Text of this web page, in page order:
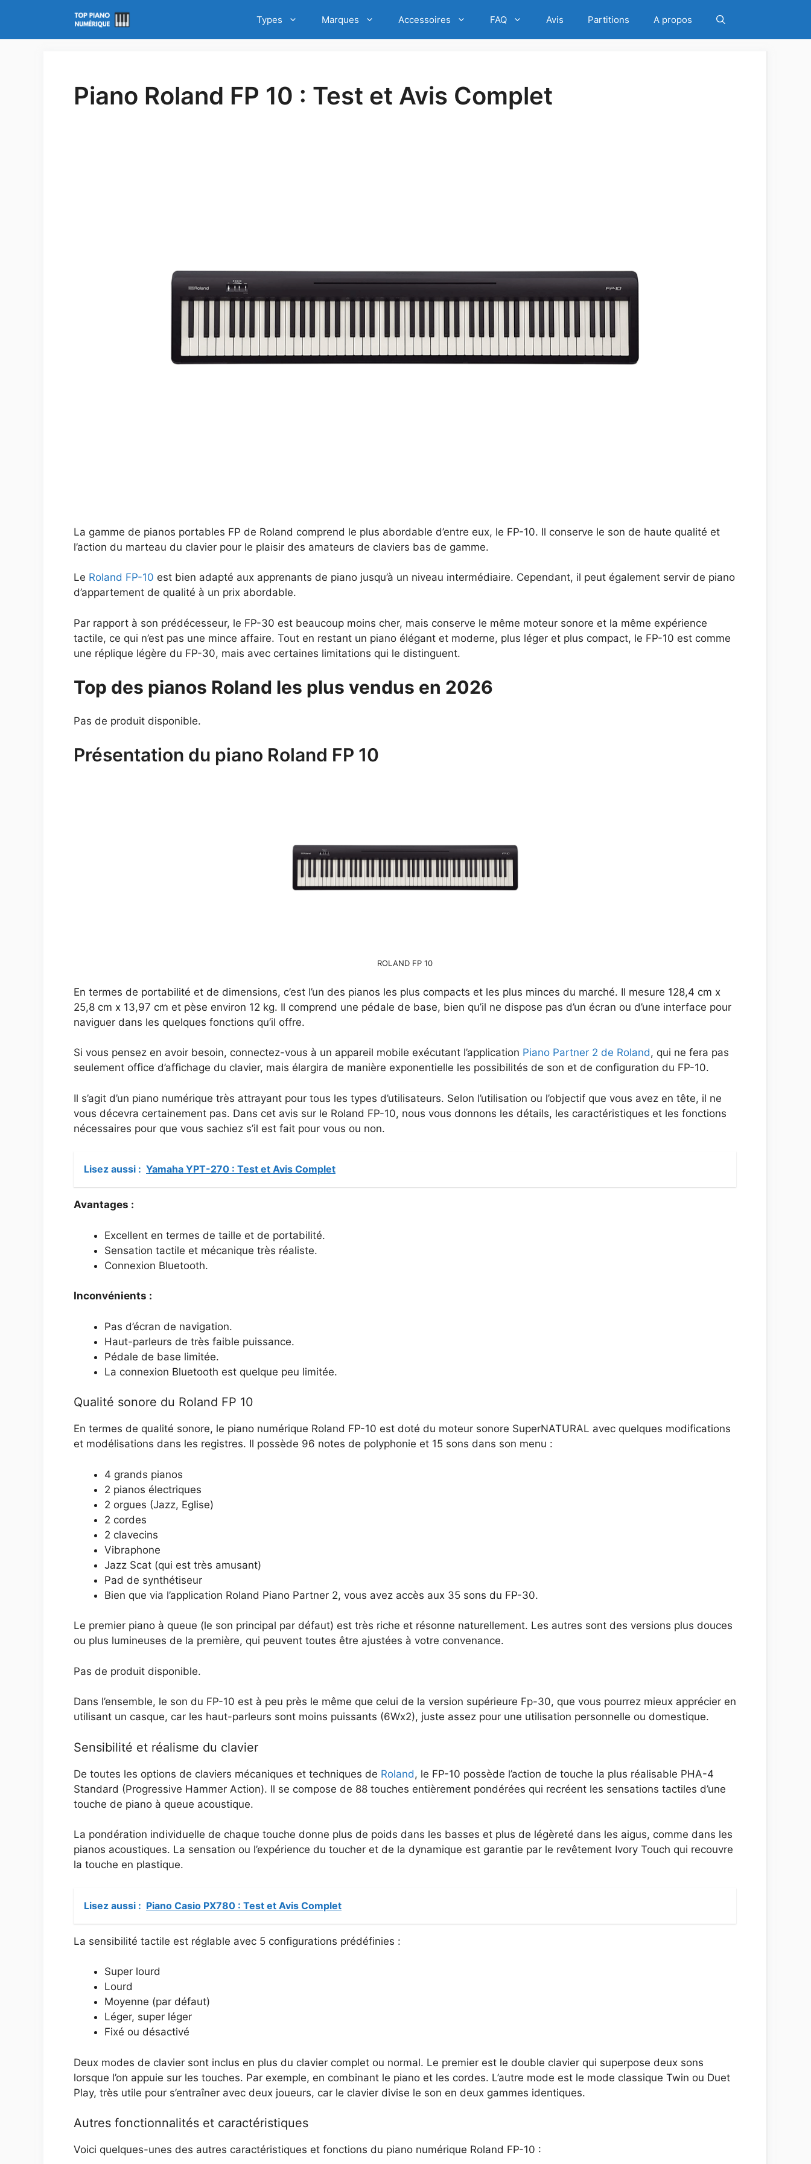
contenu
Types Marques Accessoires FAQ Avis Partitions A propos
Piano Roland FP 10 : Test et Avis Complet
La gamme de pianos portables FP de Roland comprend le plus abordable d’entre eux, le FP-10. Il conserve le son de haute qualité et
l’action du marteau du clavier pour le plaisir des amateurs de claviers bas de gamme.
Le Roland FP-10 est bien adapté aux apprenants de piano jusqu’à un niveau intermédiaire. Cependant, il peut également servir de piano
d’appartement de qualité à un prix abordable.
Par rapport à son prédécesseur, le FP-30 est beaucoup moins cher, mais conserve le même moteur sonore et la même expérience
tactile, ce qui n’est pas une mince affaire. Tout en restant un piano élégant et moderne, plus léger et plus compact, le FP-10 est comme
une réplique légère du FP-30, mais avec certaines limitations qui le distinguent.
Top des pianos Roland les plus vendus en 2026
Pas de produit disponible.
Présentation du piano Roland FP 10
ROLAND FP 10
En termes de portabilité et de dimensions, c’est l’un des pianos les plus compacts et les plus minces du marché. Il mesure 128,4 cm x
25,8 cm x 13,97 cm et pèse environ 12 kg. Il comprend une pédale de base, bien qu’il ne dispose pas d’un écran ou d’une interface pour
naviguer dans les quelques fonctions qu’il offre.
Si vous pensez en avoir besoin, connectez-vous à un appareil mobile exécutant l’application Piano Partner 2 de Roland, qui ne fera pas
seulement office d’affichage du clavier, mais élargira de manière exponentielle les possibilités de son et de configuration du FP-10.
Il s’agit d’un piano numérique très attrayant pour tous les types d’utilisateurs. Selon l’utilisation ou l’objectif que vous avez en tête, il ne
vous décevra certainement pas. Dans cet avis sur le Roland FP-10, nous vous donnons les détails, les caractéristiques et les fonctions
nécessaires pour que vous sachiez s’il est fait pour vous ou non.
Lisez aussi : Yamaha YPT-270 : Test et Avis Complet
Avantages :
Excellent en termes de taille et de portabilité.
Sensation tactile et mécanique très réaliste.
Connexion Bluetooth.
Inconvénients :
Pas d’écran de navigation.
Haut-parleurs de très faible puissance.
Pédale de base limitée.
La connexion Bluetooth est quelque peu limitée.
Qualité sonore du Roland FP 10
En termes de qualité sonore, le piano numérique Roland FP-10 est doté du moteur sonore SuperNATURAL avec quelques modifications
et modélisations dans les registres. Il possède 96 notes de polyphonie et 15 sons dans son menu :
4 grands pianos
2 pianos électriques
2 orgues (Jazz, Eglise)
2 cordes
2 clavecins
Vibraphone
Jazz Scat (qui est très amusant)
Pad de synthétiseur
Bien que via l’application Roland Piano Partner 2, vous avez accès aux 35 sons du FP-30.
Le premier piano à queue (le son principal par défaut) est très riche et résonne naturellement. Les autres sont des versions plus douces
ou plus lumineuses de la première, qui peuvent toutes être ajustées à votre convenance.
Pas de produit disponible.
Dans l’ensemble, le son du FP-10 est à peu près le même que celui de la version supérieure Fp-30, que vous pourrez mieux apprécier en
utilisant un casque, car les haut-parleurs sont moins puissants (6Wx2), juste assez pour une utilisation personnelle ou domestique.
Sensibilité et réalisme du clavier
De toutes les options de claviers mécaniques et techniques de Roland, le FP-10 possède l’action de touche la plus réalisable PHA-4
Standard (Progressive Hammer Action). Il se compose de 88 touches entièrement pondérées qui recréent les sensations tactiles d’une
touche de piano à queue acoustique.
La pondération individuelle de chaque touche donne plus de poids dans les basses et plus de légèreté dans les aigus, comme dans les
pianos acoustiques. La sensation ou l’expérience du toucher et de la dynamique est garantie par le revêtement Ivory Touch qui recouvre
la touche en plastique.
Lisez aussi : Piano Casio PX780 : Test et Avis Complet
La sensibilité tactile est réglable avec 5 configurations prédéfinies :
Super lourd
Lourd
Moyenne (par défaut)
Léger, super léger
Fixé ou désactivé
Deux modes de clavier sont inclus en plus du clavier complet ou normal. Le premier est le double clavier qui superpose deux sons
lorsque l’on appuie sur les touches. Par exemple, en combinant le piano et les cordes. L’autre mode est le mode classique Twin ou Duet
Play, très utile pour s’entraîner avec deux joueurs, car le clavier divise le son en deux gammes identiques.
Autres fonctionnalités et caractéristiques
Voici quelques-unes des autres caractéristiques et fonctions du piano numérique Roland FP-10 :